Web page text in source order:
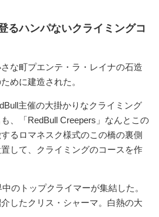
るハンパないクライミングコ
な町プエンテ・ラ・レイナの石造
めに建造された。
主催の大掛かりなクライミング
、「RedBull Creepers」なんとこの
るロマネスク様式のこの橋の裏側
して、クライミングのコースを作
のトップクライマーが集結した。
したクリス・シャーマ。白熱の大